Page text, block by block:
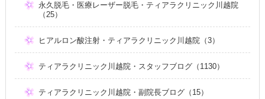
永久脱毛・医療レーザー脱毛・ティアラクリニック川越院
（25）
ヒアルロン酸注射・ティアラクリニック川越院（3）
ティアラクリニック川越院・スタッフブログ（1130）
ティアラクリニック川越院・副院長ブログ（15）